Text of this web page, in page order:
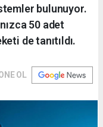
bulunuyor.
50 adet
de tanıtıldı.
OL